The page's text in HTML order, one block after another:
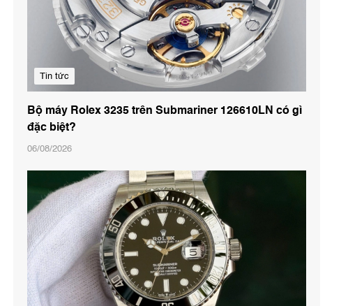
Tin tức
Bộ máy Rolex 3235 trên Submariner 126610LN có gì
đặc biệt?
06/08/2026